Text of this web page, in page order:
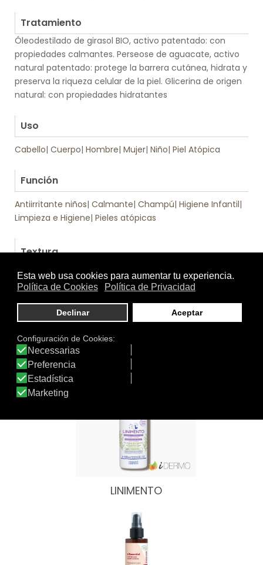
Tratamiento
Óleodestilado de girasol BIO, activo patentado: con
propiedades calmantes. Perseose de aguacate, activo
natural patentado: protege la barrera cutánea, hidrata y
preserva la riqueza celular de la piel. Glicerina de origen
natural: con propiedades hidratantes
Uso
Cabello| Cuerpo| Hombre| Mujer| Niño| Piel Atópica
Función
Antiirritante niños| Calmante| Champú| Higiene Infantil|
Limpieza e Higiene| Pieles atópicas
Textura
Otros productos de Mustela
LINIMENTO